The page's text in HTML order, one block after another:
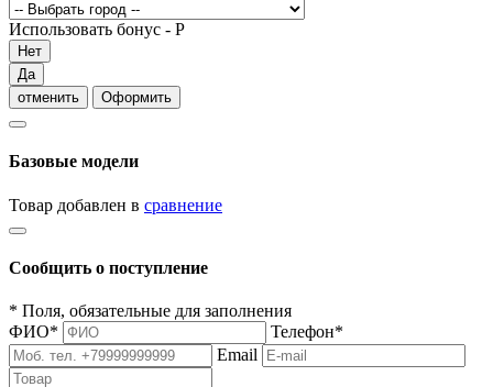
Использовать бонус - Р
Нет
Да
отменить
Оформить
Базовые модели
Товар добавлен в сравнение
Сообщить о поступление
* Поля, обязательные для заполнения
ФИО* Телефон*
Email